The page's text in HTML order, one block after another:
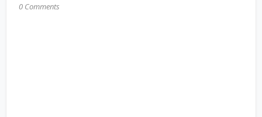
0 Comments